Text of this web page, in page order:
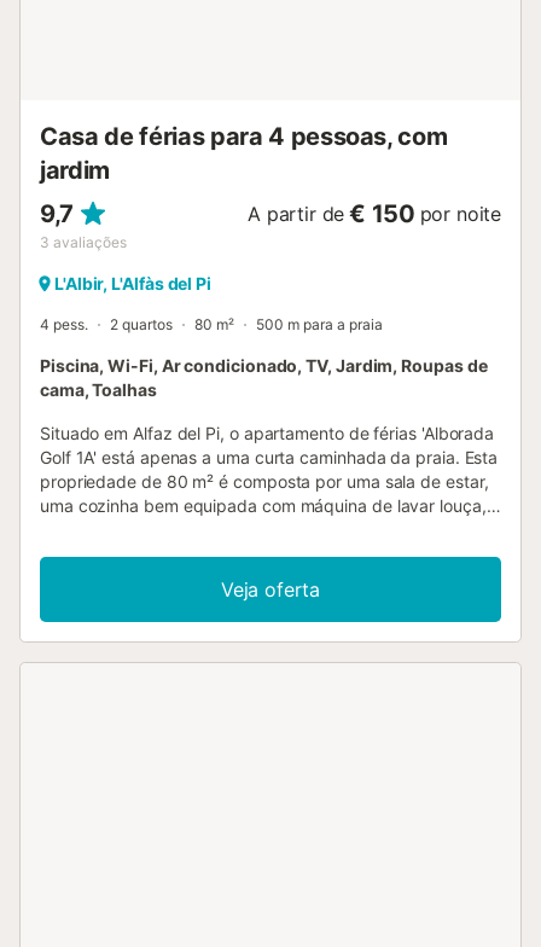
Casa de férias para 4 pessoas, com
jardim
9,7
3 avaliações
A partir de € 150 por noite
L'Albir, L'Alfàs del Pi
4 pess. 2 quartos 80 m² 500 m para a praia
Piscina, Wi-Fi, Ar condicionado, TV, Jardim, Roupas de
cama, Toalhas
Situado em Alfaz del Pi, o apartamento de férias 'Alborada
Golf 1A' está apenas a uma curta caminhada da praia. Esta
propriedade de 80 m² é composta por uma sala de estar,
uma cozinha bem equipada com máquina de lavar louça, 2
pessoas. As comodidades adicionais incluem Wi-Fi, ar
condicionado, uma máquina de lavar roupa, bem como
uma televisão. Uma cadeira alta e um berço estão
disponíveis por um custo adicional. O apartamento de
Veja oferta